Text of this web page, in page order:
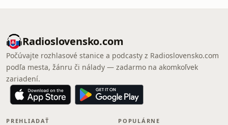
Radioslovensko.com
Počúvajte rozhlasové stanice a podcasty z Radioslovensko.com
podľa mesta, žánru či nálady — zadarmo na akomkoľvek
zariadení.
PREHLIADAŤ POPULÁRNE